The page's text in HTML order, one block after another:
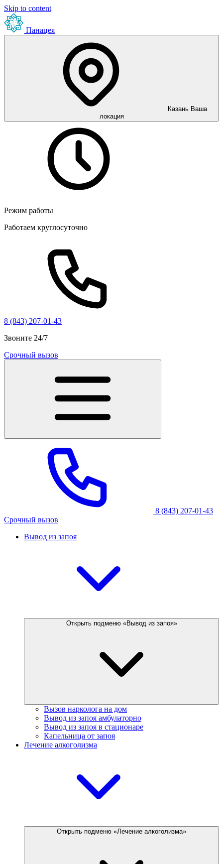
Skip to content
Панацея
Казань Ваша
локация
Режим работы
Работаем круглосуточно
8 (843) 207-01-43
Звоните 24/7
Срочный вызов
8 (843) 207-01-43
Срочный вызов
Вывод из запоя
Открыть подменю «Вывод из запоя»
Вызов нарколога на дом
Вывод из запоя амбулаторно
Вывод из запоя в стационаре
Капельница от запоя
Лечение алкоголизма
Открыть подменю «Лечение алкоголизма»